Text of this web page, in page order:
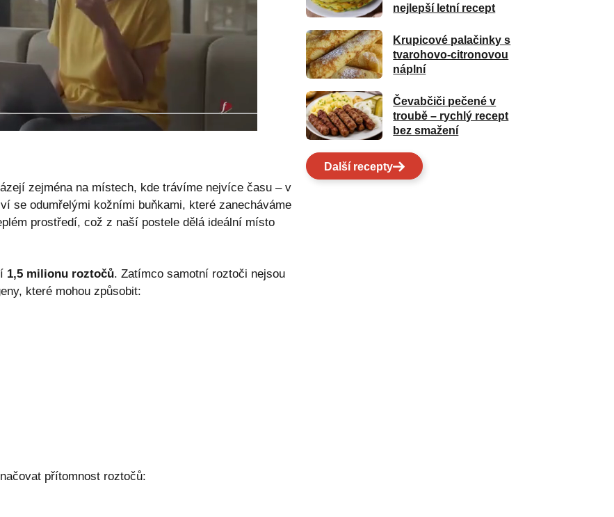
zejména na místech, kde trávíme nejvíce času – v
se odumřelými kožními buňkami, které zanecháváme
prostředí, což z naší postele dělá ideální místo
1,5 milionu roztočů. Zatímco samotní roztoči nejsou
které mohou způsobit:
přítomnost roztočů:
nejlepší letní recept
Krupicové palačinky s
tvarohovo-citronovou
náplní
Čevabčiči pečené v
troubě – rychlý recept
bez smažení
Další recepty